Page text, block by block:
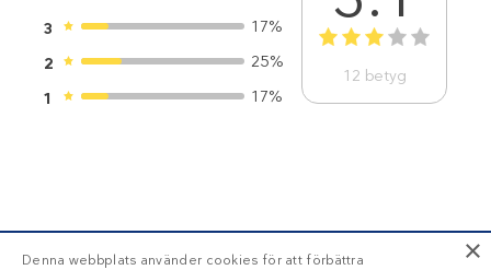
3
17%
2
25%
1
17%
1 2 3 4 5
12 betyg
BLI MEDLEM ×
Denna webbplats använder cookies för att förbättra